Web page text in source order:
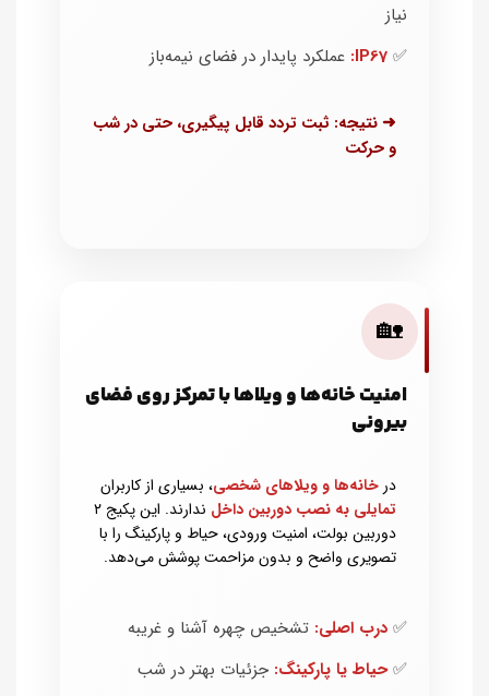
نیاز
✅
IP67: عملکرد پایدار در فضای نیمه‌باز
➜ نتیجه: ثبت تردد قابل پیگیری، حتی در شب
و حرکت
🏡
امنیت خانه‌ها و ویلاها با تمرکز روی فضای
بیرونی
در خانه‌ها و ویلاهای شخصی، بسیاری از کاربران
تمایلی به نصب دوربین داخل
ندارند. این پکیج ۲
دوربین بولت، امنیت ورودی، حیاط و پارکینگ را با
تصویری واضح و بدون مزاحمت پوشش می‌دهد.
✅ درب اصلی: تشخیص چهره آشنا و غریبه
✅حیاط یا پارکینگ: جزئیات بهتر در شب